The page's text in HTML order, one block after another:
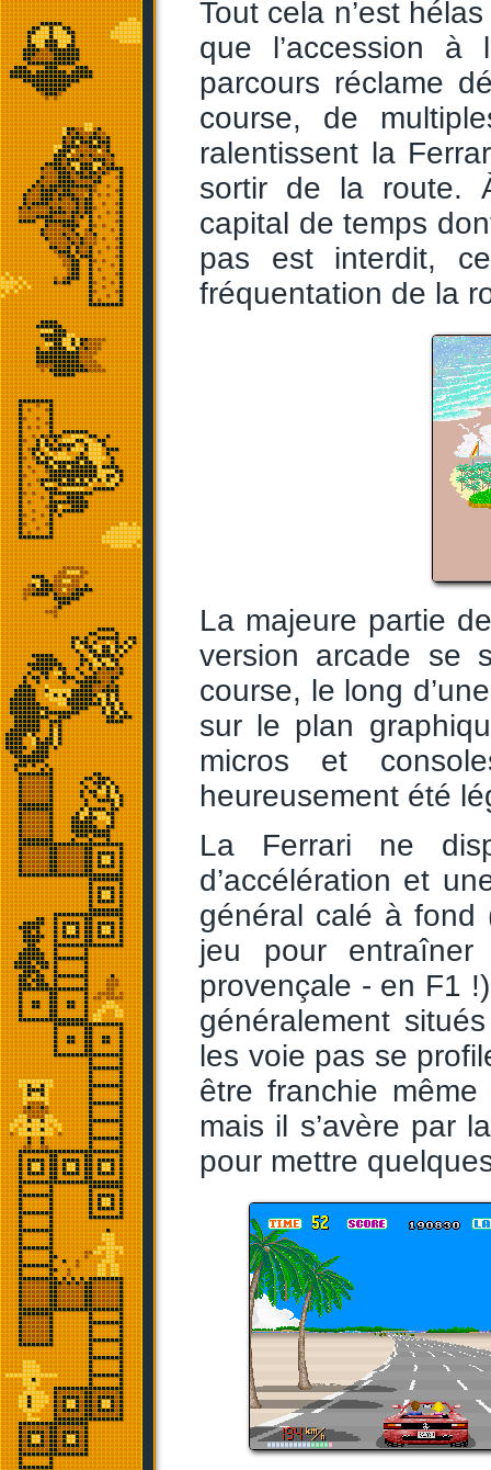
Tout cela n’est
que l’accession à
parcours réclame
course, de
ralentissent la
sortir de la route.
capital de temps
pas est interdit,
fréquentation de la
La majeure partie
version arcade se
course, le long
sur le plan
micros et
heureusement été
La Ferrari ne
d’accélération et
général calé à fond
jeu pour
provençale - en F1
généralement
les voie pas se
être franchie
mais il s’avère par
pour mettre